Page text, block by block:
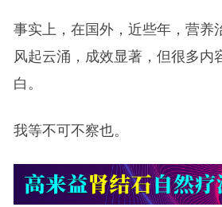
事实上，在国外，近些年，营养
风起云涌，成效显著，但很多内
白。
我等不可不察也。